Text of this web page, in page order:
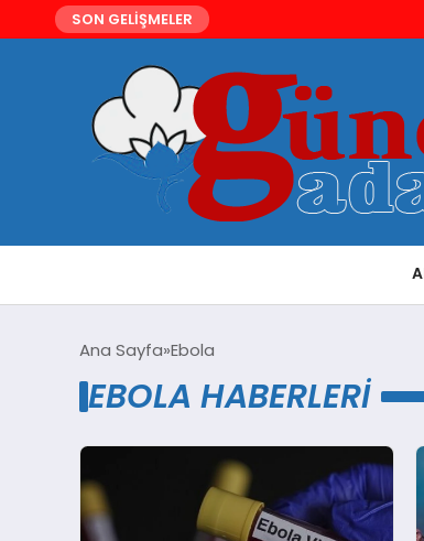
SON GELİŞMELER
Ana Sayfa Ebola
EBOLA HABERLERI